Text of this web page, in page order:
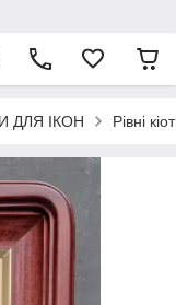
ДЛЯ ІКОН Рівні